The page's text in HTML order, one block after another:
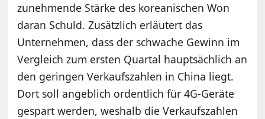
zunehmende Stärke des koreanischen Won
daran Schuld. Zusätzlich erläutert das
Unternehmen, dass der schwache Gewinn im
Vergleich zum ersten Quartal hauptsächlich an
den geringen Verkaufszahlen in China liegt.
Dort soll angeblich ordentlich für 4G-Geräte
gespart werden, weshalb die Verkaufszahlen